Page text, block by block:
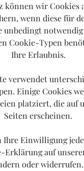
können wir Cookies
wenn diese für
unbedingt
Cookie-Typen
Ihre Erlaubnis.
verwendet
Einige Cookies
platziert, die auf
Seiten erscheinen.
Ihre Einwilligung
Erklärung auf
oder widerrufen.